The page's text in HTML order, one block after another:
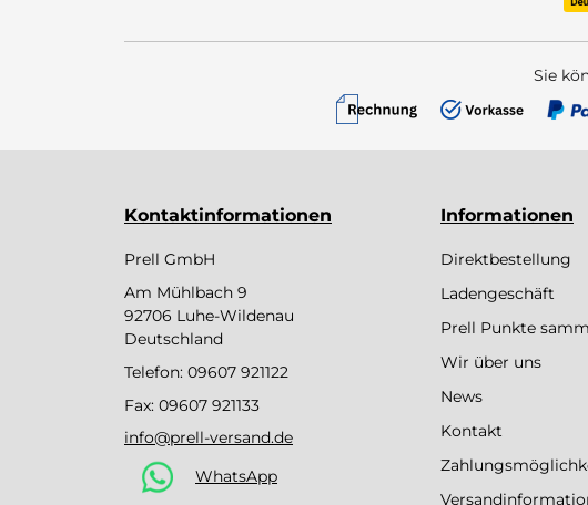
Sie
Kontaktinformationen
Prell GmbH
Am Mühlbach 9
92706 Luhe-Wildenau
Deutschland
Telefon: 09607 921122
Fax: 09607 921133
info@prell-versand.de
WhatsApp
Informationen
Direktbestellung
Ladengeschäft
Prell Punkte
Wir über uns
News
Kontakt